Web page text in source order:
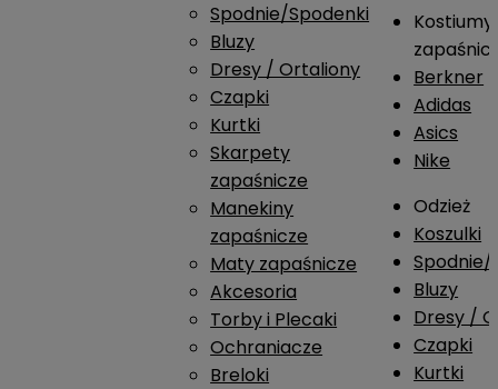
Spodnie/Spodenki
Bluzy
Dresy / Ortaliony
Czapki
Kurtki
Skarpety
zapaśnicze
Manekiny
zapaśnicze
Maty zapaśnicze
Akcesoria
Torby i Plecaki
Ochraniacze
Breloki
Kostiumy
Berkner
Adidas
Asics
Nike
Odzież
Koszulki
Spodnie/
Bluzy
Dresy /
Czapki
Kurtki